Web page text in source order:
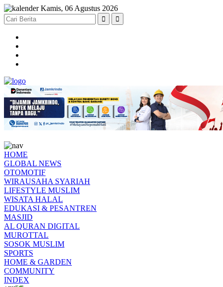
Kamis, 06 Agustus 2026
HOME
GLOBAL NEWS
OTOMOTIF
WIRAUSAHA SYARIAH
LIFESTYLE MUSLIM
WISATA HALAL
EDUKASI & PESANTREN
MASJID
AL QURAN DIGITAL
MUROTTAL
SOSOK MUSLIM
SPORTS
HOME & GARDEN
COMMUNITY
INDEX